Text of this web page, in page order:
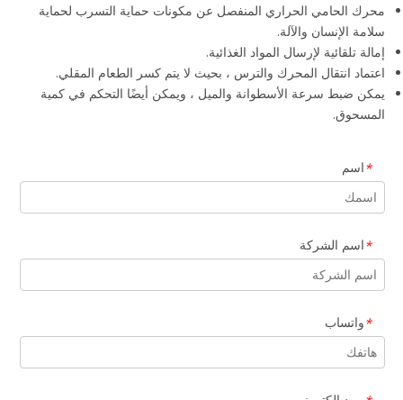
محرك الحامي الحراري المنفصل عن مكونات حماية التسرب لحماية
سلامة الإنسان والآلة.
إمالة تلقائية لإرسال المواد الغذائية.
اعتماد انتقال المحرك والترس ، بحيث لا يتم كسر الطعام المقلي.
يمكن ضبط سرعة الأسطوانة والميل ، ويمكن أيضًا التحكم في كمية
المسحوق.
*اسم
*اسم الشركة
*واتساب